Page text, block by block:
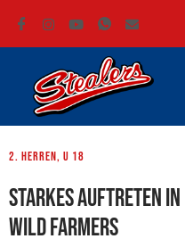
2. Herren, U 18
Starkes Auftreten in
Wild Farmers